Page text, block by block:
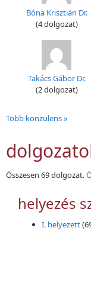
Bóna Krisztián Dr.
(4 dolgozat)
Takács Gábor Dr.
(2 dolgozat)
Több konzulens »
Összesen 69 dolgozat.
helyezés
I. helyezett